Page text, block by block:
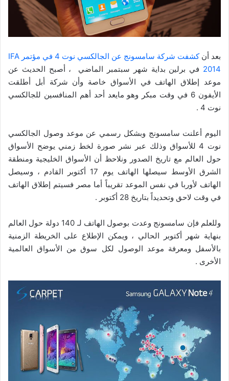
بعد أن
كشفت شركة سامسونج عن الجالكسي نوت 4 في مؤتمر IFA
2014 في برلين بداية شهر سبتمبر الماضي ، أصبح الحديث عن
موعد إطلاق الهاتف في الأسواق خاصة وأن شركة أبل أطلقت
الأيفون 6 في وقت مبكر وهو مايعد أحد أهم المنافسين للجالكسي
نوت 4 .
اليوم أعلنت سامسونج وبشكل رسمي عن موعد وصول الجالكسي
نوت 4 للأسواق وذلك عبر نشر صورة لخط زمني يوضح الأسواق
حول العالم مع تاريخ الصدور ونلاحظ أن الأسواق الخليجية ومنطقة
الشرق الأوسط سيصلها الهاتف يوم 17 أكتوبر القادم ، وسيصل
الهاتف لأوربا في نفس الموعد تقريباً أما مصر فسيتم إطلاق الهاتف
في وقت لاحق وتحديداً بتاريخ 28 أكتوبر .
وللعلم فإن سامسونج وعدت بوصول الهاتف لـ 140 دولة حول العالم
بنهاية شهر أكتوبر الحالي ، ويمكن الإطلاع على الخريطة الزمنية
بالأسفل ومعرفة موعد الوصول لكل سوق من الأسواق العالمية
الأخرى .